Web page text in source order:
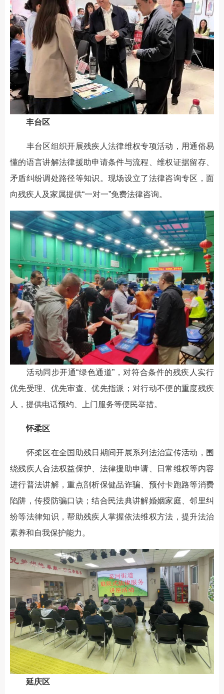
丰台区
丰台区组织开展残疾人法律维权专项活动，用通俗易
懂的语言讲解法律援助申请条件与流程、维权证据留存、
矛盾纠纷调处路径等知识。现场设立了法律咨询专区，面
向残疾人及家属提供“一对一”免费法律咨询。
活动同步开通“绿色通道”，对符合条件的残疾人实行
优先受理、优先审查、优先指派；对行动不便的重度残疾
人，提供电话预约、上门服务等便民举措。
怀柔区
怀柔区在全国助残日期间开展系列法治宣传活动，围
绕残疾人合法权益保护、法律援助申请、日常维权等内容
进行普法讲解，重点剖析保健品诈骗、预付卡跑路等消费
陷阱，传授防骗口诀；结合民法典讲解婚姻家庭、邻里纠
纷等法律知识，帮助残疾人掌握依法维权方法，提升法治
素养和自我保护能力。
延庆区